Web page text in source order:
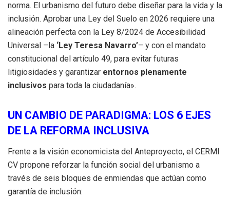
norma. El urbanismo del futuro debe diseñar para la vida y la
inclusión. Aprobar una Ley del Suelo en 2026 requiere una
alineación perfecta con la Ley 8/2024 de Accesibilidad
Universal –la ‘Ley Teresa Navarro’– y con el mandato
constitucional del artículo 49, para evitar futuras
litigiosidades y garantizar entornos plenamente
inclusivos para toda la ciudadanía».
UN CAMBIO DE PARADIGMA: LOS 6 EJES
DE LA REFORMA INCLUSIVA
Frente a la visión economicista del Anteproyecto, el CERMI
CV propone reforzar la función social del urbanismo a
través de seis bloques de enmiendas que actúan como
garantía de inclusión: